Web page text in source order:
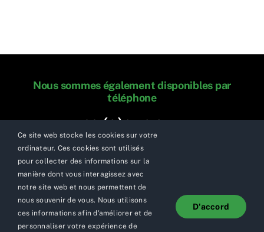
d’accueil
Nous sommes également disponibles par
téléphone
+33 (0)6 76 02 75 55
© Copyright 2015 - 2026 | HappyFuture
Ce site web stocke les cookies sur votre
ordinateur. Ces cookies sont utilisés
pour collecter des informations sur la
manière dont vous interagissez avec
notre site web et nous permettent de
nous souvenir de vous. Nous utilisons
ces informations afin d'améliorer et de
personnaliser votre expérience de
D'accord